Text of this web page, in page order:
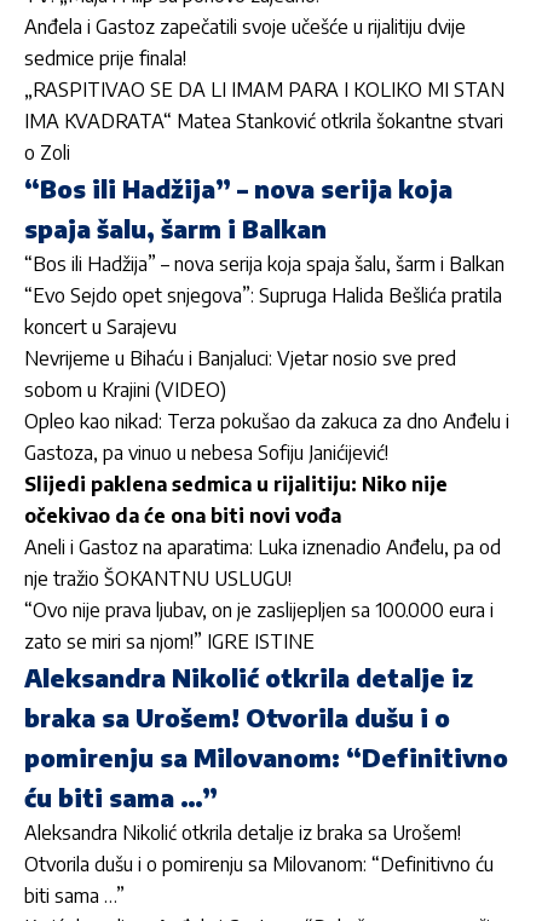
Anđela i Gastoz zapečatili svoje učešće u rijalitiju dvije
sedmice prije finala!
„RASPITIVAO SE DA LI IMAM PARA I KOLIKO MI STAN
IMA KVADRATA“ Matea Stanković otkrila šokantne stvari
o Zoli
“Bos ili Hadžija” – nova serija koja
spaja šalu, šarm i Balkan
“Bos ili Hadžija” – nova serija koja spaja šalu, šarm i Balkan
“Evo Sejdo opet snjegova”: Supruga Halida Bešlića pratila
koncert u Sarajevu
Nevrijeme u Bihaću i Banjaluci: Vjetar nosio sve pred
sobom u Krajini (VIDEO)
Opleo kao nikad: Terza pokušao da zakuca za dno Anđelu i
Gastoza, pa vinuo u nebesa Sofiju Janićijević!
Slijedi paklena sedmica u rijalitiju: Niko nije
očekivao da će ona biti novi vođa
Aneli i Gastoz na aparatima: Luka iznenadio Anđelu, pa od
nje tražio ŠOKANTNU USLUGU!
“Ovo nije prava ljubav, on je zaslijepljen sa 100.000 eura i
zato se miri sa njom!” IGRE ISTINE
Aleksandra Nikolić otkrila detalje iz
braka sa Urošem! Otvorila dušu i o
pomirenju sa Milovanom: “Definitivno
ću biti sama …”
Aleksandra Nikolić otkrila detalje iz braka sa Urošem!
Otvorila dušu i o pomirenju sa Milovanom: “Definitivno ću
biti sama …”